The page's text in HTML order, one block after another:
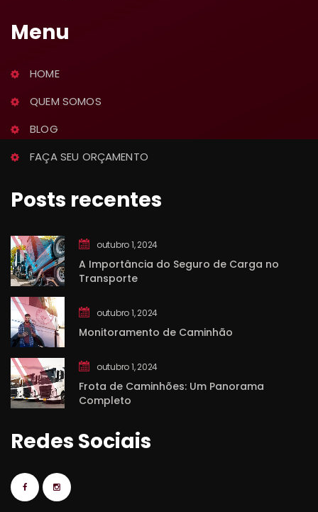
Menu
HOME
QUEM SOMOS
BLOG
FAÇA SEU ORÇAMENTO
Posts recente
outubro 1, 2024
A Importância do Seguro de Carga no
Transporte
outubro 1, 2024
Monitoramento de Caminhão
outubro 1, 2024
Frota de Caminhões: Um Panorama
Completo
Redes Sociai